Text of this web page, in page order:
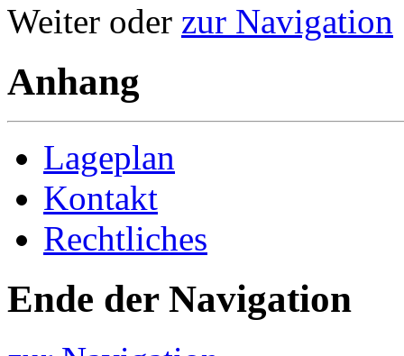
Weiter oder zur Navigation
Anhang
Lageplan
Kontakt
Rechtliches
Ende der Navigation